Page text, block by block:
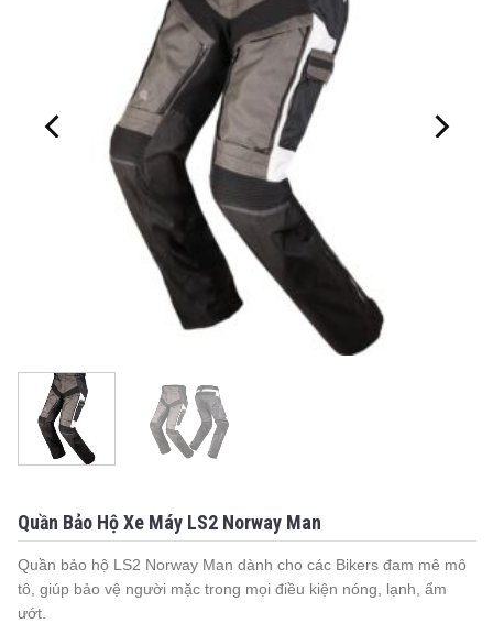
Quần Bảo Hộ Xe Máy LS2 Norway Man
Quần bảo hộ LS2 Norway Man dành cho các Bikers đam mê mô
tô, giúp bảo vệ người mặc trong mọi điều kiện nóng, lạnh, ẩm
ướt.